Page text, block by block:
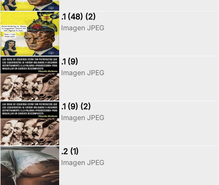
.1 (48) (2)
Imagen JPEG
.1 (9)
Imagen JPEG
.1 (9) (2)
Imagen JPEG
.2 (1)
Imagen JPEG